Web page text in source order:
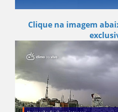
Clique na imagem